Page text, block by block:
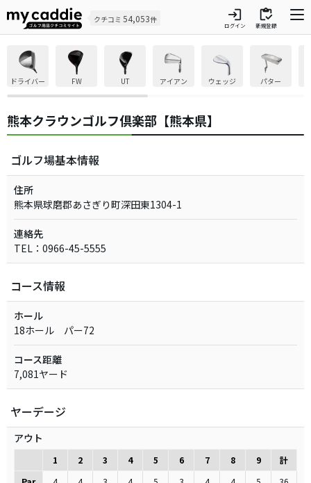
クチコミ 54,053件 login
ログイン
inventory
新規登録
ドライバー FW UT アイアン ウェッジ パター
熊本クラウンゴルフ倶楽部【熊本県】
ゴルフ場基本情報
住所
熊本県球磨郡あさぎり町深田東1304-1
連絡先
TEL：0966-45-5555
コース情報
ホール
18ホール パー72
コース距離
7,081ヤード
ヤーデージ
アウト
1 2 3 4 5 6 7 8 9
計